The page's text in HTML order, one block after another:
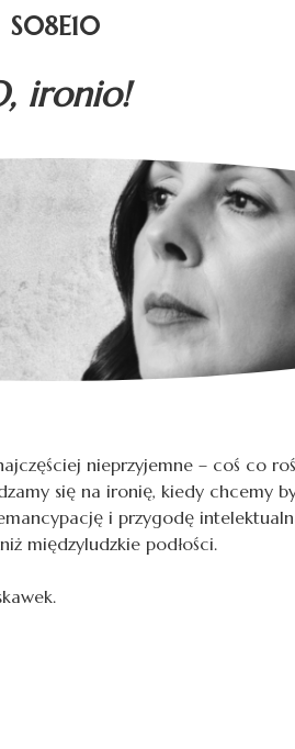
ironio!
S08E10
nieprzyjemne – coś co
się na ironię, kiedy chcemy
i przygodę
międzyludzkie podłości.